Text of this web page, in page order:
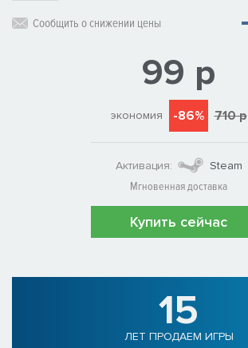
Сообщить о снижении цены
99 р
экономия -86% 710 р
Активация:
Steam
Мгновенная доставка
Купить сейчас
15
ЛЕТ ПРОДАЕМ ИГРЫ